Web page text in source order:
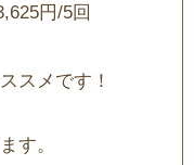
円/5回
ススメです！
す。